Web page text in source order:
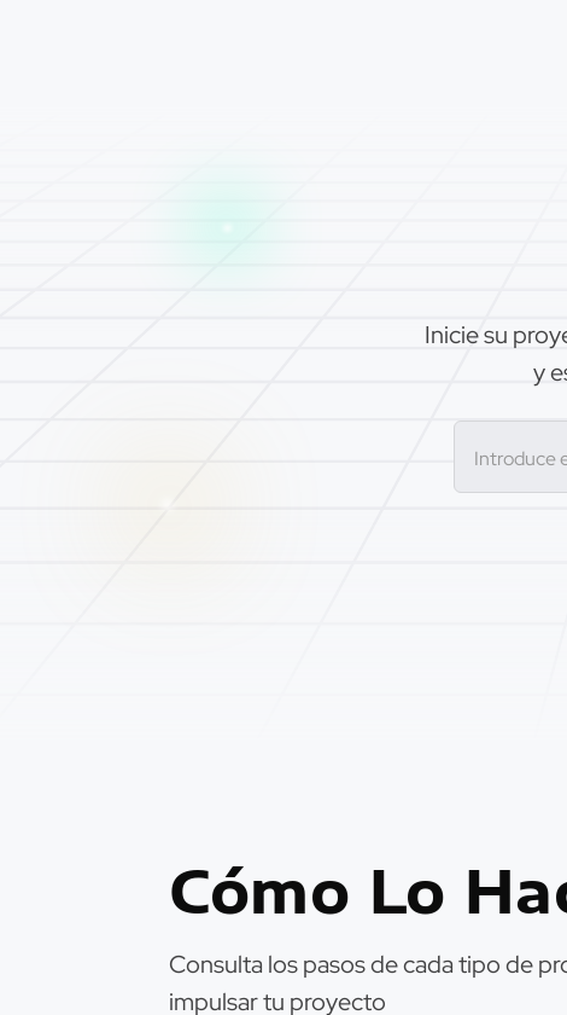
Inicie su
y
Cómo Lo
Consulta los pasos de cada tipo de
impulsar tu proyecto